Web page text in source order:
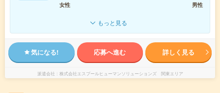
女性
男性
もっと見る
気になる! 応募へ進む 詳しく見る
派遣会社 株式会社エスプールヒューマンソリューションズ 関東エリア